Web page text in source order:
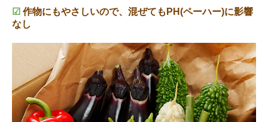
☑ 作物にもやさしいので、混ぜてもPH(ペーハー)に影響
なし